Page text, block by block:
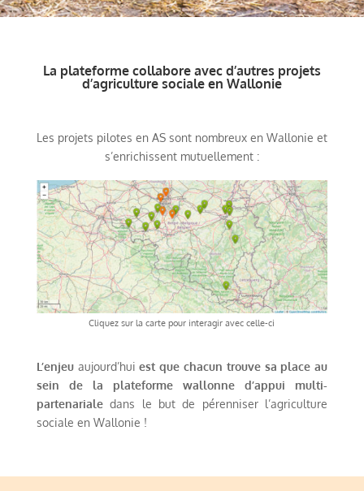
La plateforme collabore avec d’autres projets
d’agriculture sociale en Wallonie
Les projets pilotes en AS sont nombreux en Wallonie et
s’enrichissent mutuellement :
Cliquez sur la carte pour interagir avec celle-ci
L’enjeu aujourd’huiest que chacun trouve sa place au
sein de la plateforme wallonne d’appui multi-
partenarialedans le but de pérenniser l’agriculture
sociale en Wallonie !